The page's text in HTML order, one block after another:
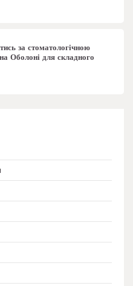
за стоматологічною
Оболоні для складного